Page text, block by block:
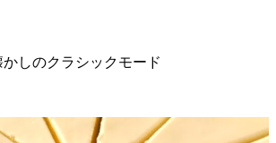
かしのクラシックモード